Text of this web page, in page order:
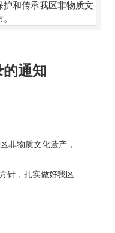
和传承我区非物质文
通知
非物质文化遗产，
针，扎实做好我区